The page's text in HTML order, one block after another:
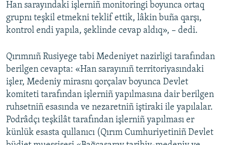
Han sarayındaki işlerniñ monitoringi boyunca ortaq
grupnı teşkil etmekni teklif ettik, lâkin buña qarşı,
kontrol endi yapıla, şeklinde cevap aldıq», – dedi.
Qırımnıñ Rusiyege tabi Medeniyet nazirligi tarafından
berilgen cevapta: «Han sarayınıñ territoriyasındaki
işler, Medeniy mirasnı qorçalav boyunca Devlet
komiteti tarafından işlerniñ yapılmasına dair berilgen
ruhsetniñ esasında ve nezaretniñ iştiraki ile yapılalar.
Podrâdçı teşkilât tarafından işlerniñ yapılması er
künlük esasta qullanıcı (Qırım Cumhuriyetiniñ Devlet